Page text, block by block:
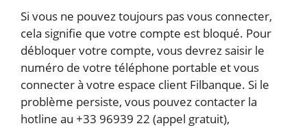
Si vous ne pouvez toujours pas vous connecter,
cela signifie que votre compte est bloqué. Pour
débloquer votre compte, vous devrez saisir le
numéro de votre téléphone portable et vous
connecter à votre espace client Filbanque. Si le
problème persiste, vous pouvez contacter la
hotline au +33 96939 22 (appel gratuit),